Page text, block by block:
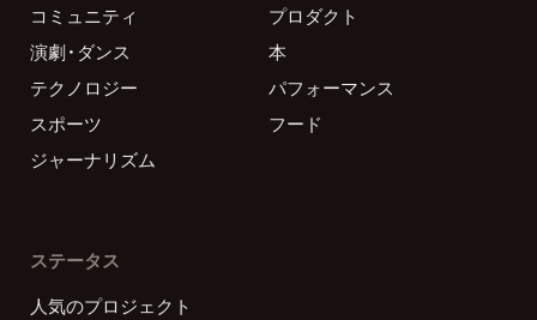
コミュニティ
プロダクト
演劇・ダンス
本
テクノロジー
パフォーマンス
スポーツ
フード
ジャーナリズム
ステータス
人気のプロジェクト